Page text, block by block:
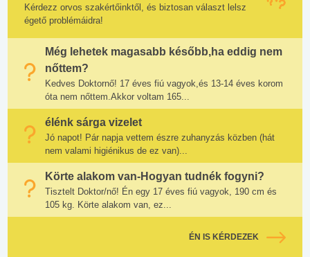
Kérdezz orvos szakértőinktől, és biztosan választ lelsz
égető problémáidra!
Még lehetek magasabb később,ha eddig nem
nőttem?
Kedves Doktornő! 17 éves fiú vagyok,és 13-14 éves korom
óta nem nőttem.Akkor voltam 165...
élénk sárga vizelet
Jó napot! Pár napja vettem észre zuhanyzás közben (hát
nem valami higiénikus de ez van)...
Körte alakom van-Hogyan tudnék fogyni?
Tisztelt Doktor/nő! Én egy 17 éves fiú vagyok, 190 cm és
105 kg. Körte alakom van, ez...
ÉN IS KÉRDEZEK